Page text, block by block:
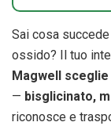
Sai cosa
ossido? Il tuo
Magwell
— bisglicinato,
riconosce e